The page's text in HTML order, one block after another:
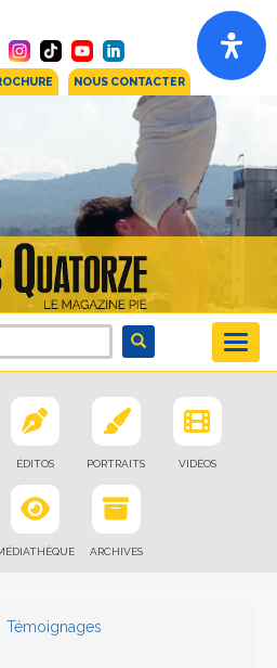
NOUS CONTACTER
ÉDITOS PORTRAITS VIDÉOS
ARCHIVES
Témoignages